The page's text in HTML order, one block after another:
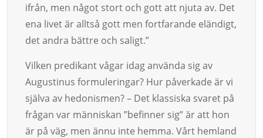
ifrån, men något stort och gott att njuta av. Det
ena livet är alltså gott men fortfarande eländigt,
det andra bättre och saligt.”
Vilken predikant vågar idag använda sig av
Augustinus formuleringar? Hur påverkade är vi
själva av hedonismen? – Det klassiska svaret på
frågan var människan ”befinner sig” är att hon
är på väg, men ännu inte hemma. Vårt hemland